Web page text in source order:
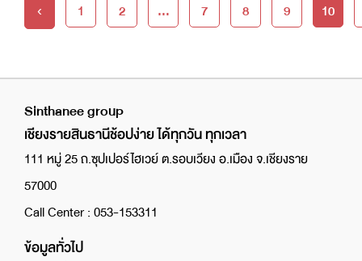
‹ 1 2 ... 7 8 9 10
Sinthanee group
เชียงรายสินธานีช้อปง่าย ได้ทุกวัน ทุกเวลา
111 หมู่ 25 ถ.ซุปเปอร์ไฮเวย์ ต.รอบเวียง อ.เมือง จ.เชียงราย
57000
Call Center : 053-153311
ข้อมูลทั่วไป